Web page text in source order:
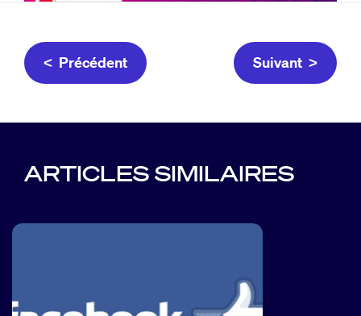
< Précédent Suivant >
ARTICLES SIMILAIRES